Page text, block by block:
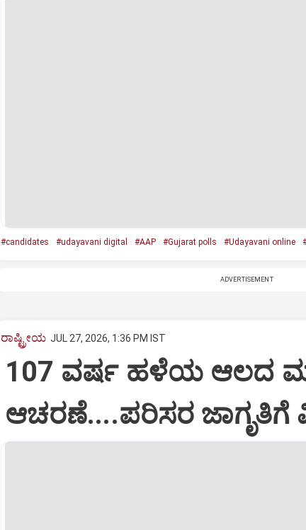
#candidates #udayavani digital #AAP #Gujarat polls #Udayavani online
ADVERTISEMENT
ರಾಷ್ಟ್ರೀಯ JUL 27, 2026, 1:36 PM IST
107 ವರ್ಷ ಹಳೆಯ ಆಲದ
ಆಚರಣೆ....ಪರಿಸರ ಜಾಗೃತಿಗೆ